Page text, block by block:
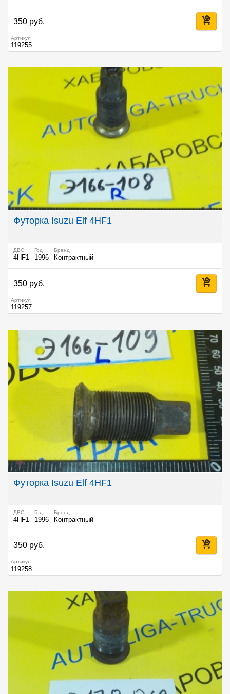
350 руб.
Артикул
119255
Футорка Isuzu Elf 4HF1
ДВС
4HF1
Год
1996
Бренд
Контрактный
350 руб.
Артикул
119257
Футорка Isuzu Elf 4HF1
ДВС
4HF1
Год
1996
Бренд
Контрактный
350 руб.
Артикул
119258